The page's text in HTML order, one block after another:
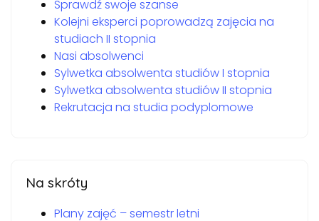
Sprawdź swoje szanse
Kolejni eksperci poprowadzą zajęcia na
studiach II stopnia
Nasi absolwenci
Sylwetka absolwenta studiów I stopnia
Sylwetka absolwenta studiów II stopnia
Rekrutacja na studia podyplomowe
Na skróty
Plany zajęć – semestr letni